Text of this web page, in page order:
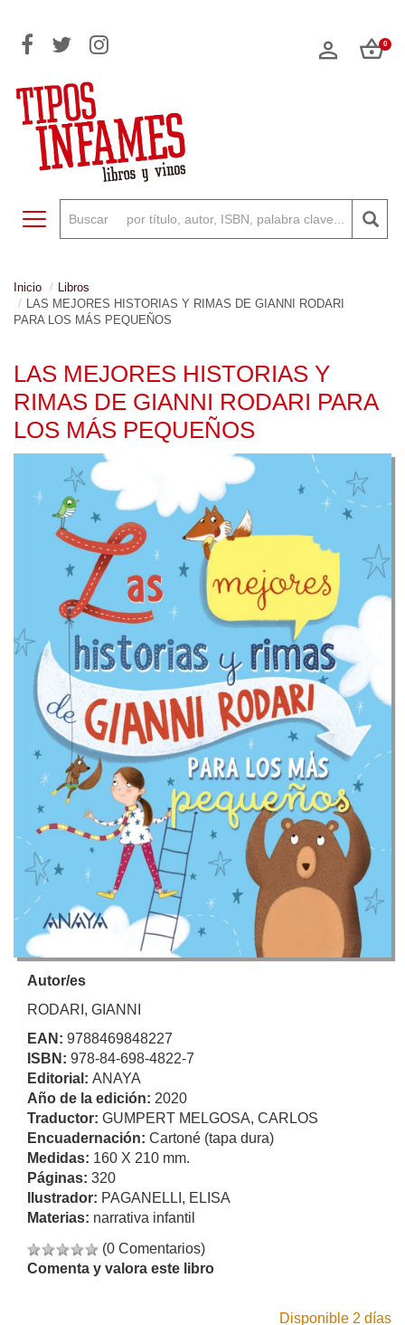
0
Toggle navigation
Inicio
Libros
LAS MEJORES HISTORIAS Y RIMAS DE GIANNI RODARI
PARA LOS MÁS PEQUEÑOS
LAS MEJORES HISTORIAS Y
RIMAS DE GIANNI RODARI PARA
LOS MÁS PEQUEÑOS
Autor/es
RODARI, GIANNI
EAN: 9788469848227
ISBN: 978-84-698-4822-7
Editorial: ANAYA
Año de la edición: 2020
Traductor: GUMPERT MELGOSA, CARLOS
Encuadernación: Cartoné (tapa dura)
Medidas: 160 X 210 mm.
Páginas: 320
Ilustrador: PAGANELLI, ELISA
Materias: narrativa infantil
(0 Comentarios)
Comenta y valora este libro
Disponible 2 días